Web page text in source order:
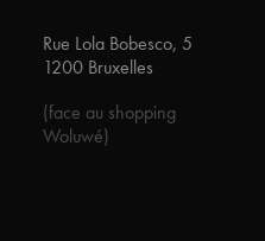
Rue Lola Bobesco, 5
1200 Bruxelles
(face au shopping
Woluwé)